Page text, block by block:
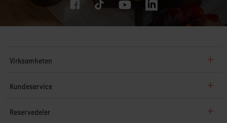
Virksomheten
Kundeservice
Reservedeler